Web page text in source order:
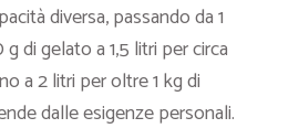
diversa, passando da 1
di gelato a 1,5 litri per circa
a 2 litri per oltre 1 kg di
dalle esigenze personali.